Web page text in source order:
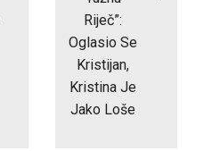
Riječ”:
Oglasio Se
Kristijan,
Kristina Je
Jako Loše